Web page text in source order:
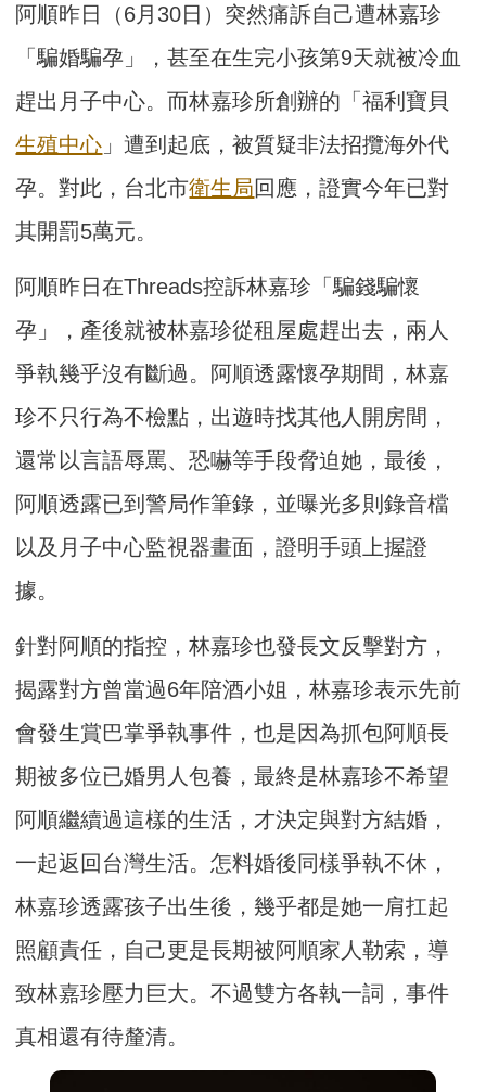
阿順昨日（6月30日）突然痛訴自己遭林嘉珍
「騙婚騙孕」，甚至在生完小孩第9天就被冷血
趕出月子中心。而林嘉珍所創辦的「福利寶貝
生殖中心 」遭到起底，被質疑非法招攬海外代
孕。對此，台北市衛生局回應，證實今年已對
其開罰5萬元。
阿順昨日在Threads控訴林嘉珍「騙錢騙懷
孕」，產後就被林嘉珍從租屋處趕出去，兩人
爭執幾乎沒有斷過。阿順透露懷孕期間，林嘉
珍不只行為不檢點，出遊時找其他人開房間，
還常以言語辱罵、恐嚇等手段脅迫她，最後，
阿順透露已到警局作筆錄，並曝光多則錄音檔
以及月子中心監視器畫面，證明手頭上握證
據。
針對阿順的指控，林嘉珍也發長文反擊對方，
揭露對方曾當過6年陪酒小姐，林嘉珍表示先前
會發生賞巴掌爭執事件，也是因為抓包阿順長
期被多位已婚男人包養，最終是林嘉珍不希望
阿順繼續過這樣的生活，才決定與對方結婚，
一起返回台灣生活。怎料婚後同樣爭執不休，
林嘉珍透露孩子出生後，幾乎都是她一肩扛起
照顧責任，自己更是長期被阿順家人勒索，導
致林嘉珍壓力巨大。不過雙方各執一詞，事件
真相還有待釐清。